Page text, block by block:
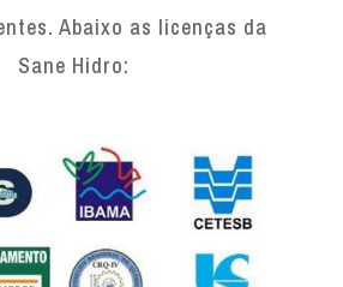
Abaixo as licenças da
Sane Hidro: